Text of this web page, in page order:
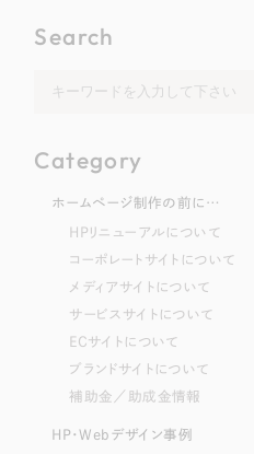
Search
Category
ホームページ制作の前に…
HPリニューアルについて
コーポレートサイトについて
メディアサイトについて
サービスサイトについて
ECサイトについて
ブランドサイトについて
補助金／助成金情報
HP・Webデザイン事例